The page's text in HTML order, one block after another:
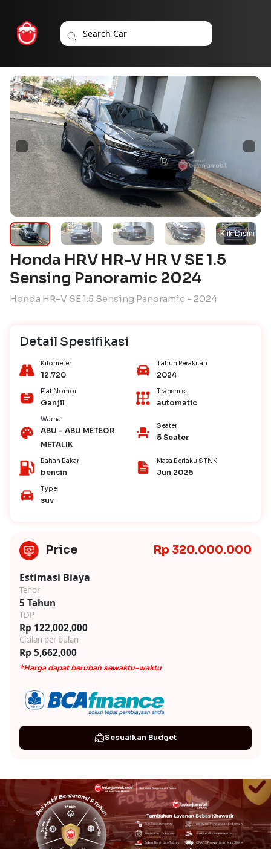
Honda HRV HR-V HR V SE 1.5
Sensing Panoramic 2024
Honda HR-V SE 1.5 Sensing Panoramic - 2024
Detail Spesifikasi
Kilometer
12.720
Tahun Perakitan
2024
Plat Nomor
Ganjil
Transmisi
automatic
Warna
ABU - ABU METEOR
METALIK
Seater
5 Seater
Bahan Bakar
bensin
Masa Berlaku STNK
Jun 2026
Type
suv
Price Rp 320.000.000
Estimasi Biaya
Tenor
5 Tahun
TDP
Rp 122,002,000
Cicilan per bulan
Rp 5,662,000
*Harga dapat berubah sewaktu-waktu
Sesuaikan Budget